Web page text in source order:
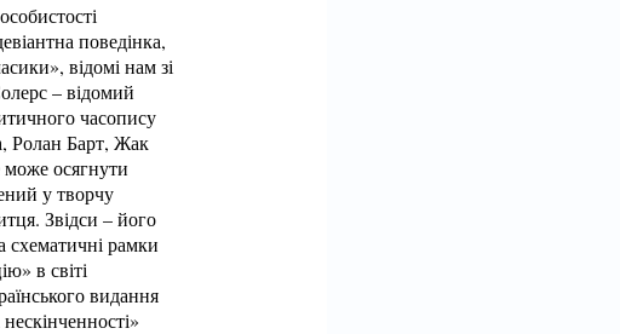
поведінка,
відомі нам зі
– відомий
часопису
Ролан Барт, Жак
може осягнути
у творчу
Звідси – його
схематичні рамки
в світі
видання